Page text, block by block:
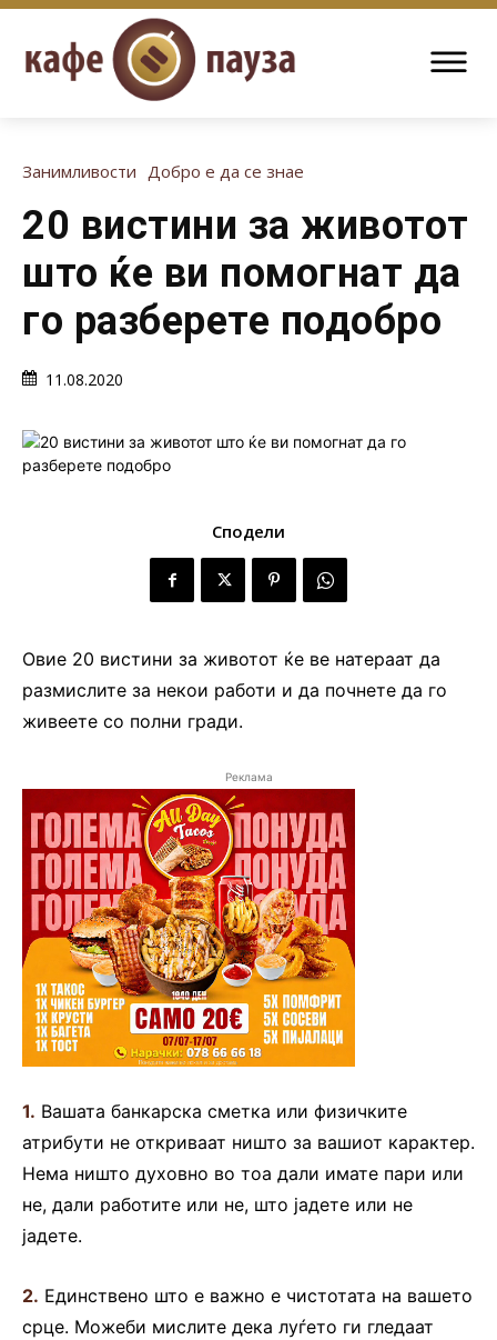
Занимливости Добро е да се знае
20 вистини за животот
што ќе ви помогнат да
го разберете подобро
11.08.2020
Сподели
Овие 20 вистини за животот ќе ве натераат да
размислите за некои работи и да почнете да го
живеете со полни гради.
Реклама
1. Вашата банкарска сметка или физичките
атрибути не откриваат ништо за вашиот карактер.
Нема ништо духовно во тоа дали имате пари или
не, дали работите или не, што јадете или не
јадете.
2. Единствено што е важно е чистотата на вашето
срце. Можеби мислите дека луѓето ги гледаат